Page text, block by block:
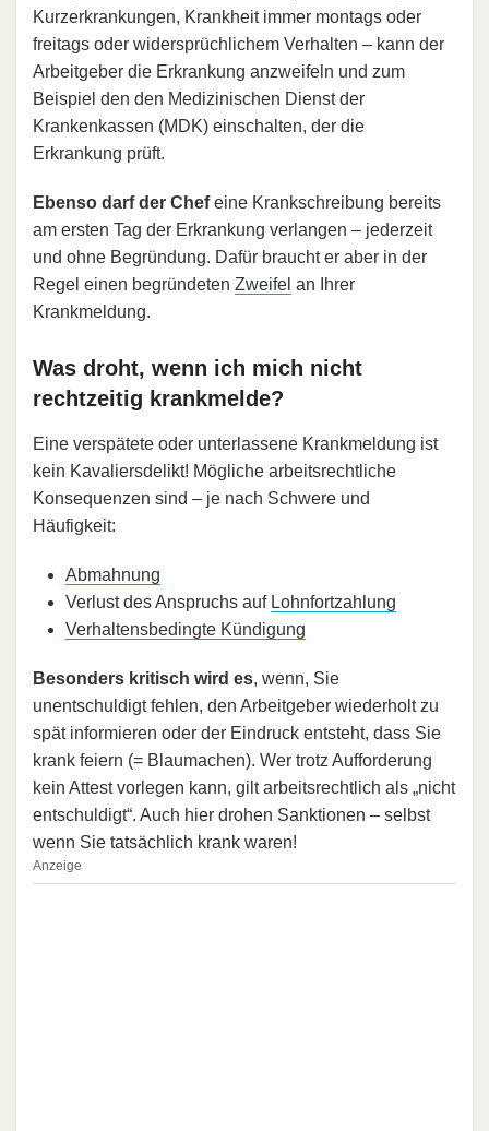
Kurzerkrankungen, Krankheit immer montags oder
freitags oder widersprüchlichem Verhalten – kann der
Arbeitgeber die Erkrankung anzweifeln und zum
Beispiel den den Medizinischen Dienst der
Krankenkassen (MDK) einschalten, der die
Erkrankung prüft.
Ebenso darf der Chefeine Krankschreibung bereits
am ersten Tag der Erkrankung verlangen – jederzeit
und ohne Begründung. Dafür braucht er aber in der
Regel einen begründeten Zweifel an Ihrer
Krankmeldung.
Was droht, wenn ich mich nicht
rechtzeitig krankmelde?
Eine verspätete oder unterlassene Krankmeldung ist
kein Kavaliersdelikt! Mögliche arbeitsrechtliche
Konsequenzen sind – je nach Schwere und
Häufigkeit:
Abmahnung
Verlust des Anspruchs auf Lohnfortzahlung
Verhaltensbedingte Kündigung
Besonders kritisch wird es, wenn, Sie
unentschuldigt fehlen, den Arbeitgeber wiederholt zu
spät informieren oder der Eindruck entsteht, dass Sie
krank feiern (= Blaumachen). Wer trotz Aufforderung
kein Attest vorlegen kann, gilt arbeitsrechtlich als „nicht
entschuldigt“. Auch hier drohen Sanktionen – selbst
wenn Sie tatsächlich krank waren!
Anzeige